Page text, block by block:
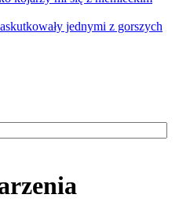
jednymi z gorszych